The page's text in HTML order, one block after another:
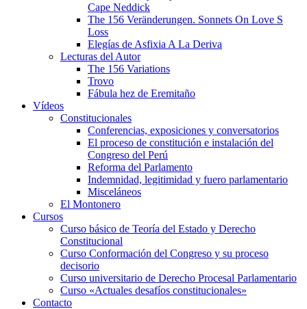
Cape Neddick
The 156 Veränderungen. Sonnets On Love S
Loss
Elegías de Asfixia A La Deriva
Lecturas del Autor
The 156 Variations
Trovo
Fábula hez de Eremitaño
Vídeos
Constitucionales
Conferencias, exposiciones y conversatorios
El proceso de constitución e instalación del
Congreso del Perú
Reforma del Parlamento
Indemnidad, legitimidad y fuero parlamentario
Misceláneos
El Montonero
Cursos
Curso básico de Teoría del Estado y Derecho
Constitucional
Curso Conformación del Congreso y su proceso
decisorio
Curso universitario de Derecho Procesal Parlamentario
Curso «Actuales desafíos constitucionales»
Contacto